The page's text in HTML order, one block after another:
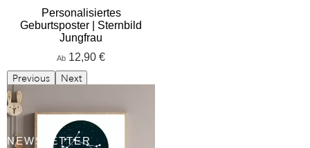
Personalisiertes
Geburtsposter | Sternbild
Jungfrau
Ab 12,90 €
Previous Next
NEWSLETTER